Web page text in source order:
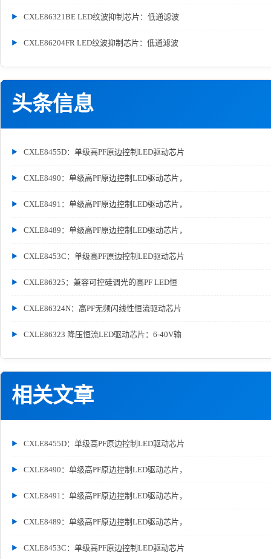
CXLE86321BE LED纹波抑制芯片：低通滤波
CXLE86204FR LED纹波抑制芯片：低通滤波
头条信息
CXLE8455D：单级高PF原边控制LED驱动芯片
CXLE8490：单级高PF原边控制LED驱动芯片，
CXLE8491：单级高PF原边控制LED驱动芯片，
CXLE8489：单级高PF原边控制LED驱动芯片，
CXLE8453C：单级高PF原边控制LED驱动芯片
CXLE86325：兼容可控硅调光的高PF LED恒
CXLE86324N：高PF无频闪线性恒流驱动芯片
CXLE86323 降压恒流LED驱动芯片：6-40V输
相关文章
CXLE8455D：单级高PF原边控制LED驱动芯片
CXLE8490：单级高PF原边控制LED驱动芯片，
CXLE8491：单级高PF原边控制LED驱动芯片，
CXLE8489：单级高PF原边控制LED驱动芯片，
CXLE8453C：单级高PF原边控制LED驱动芯片